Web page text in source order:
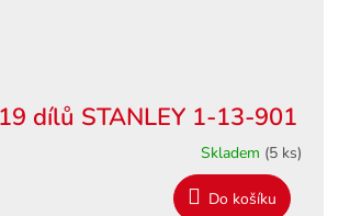
dílů STANLEY 1-13-901
Skladem (5 ks)
Do košíku